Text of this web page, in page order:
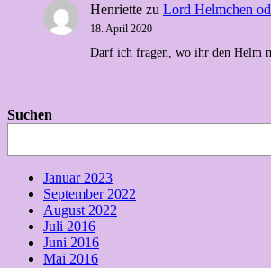
Henriette zu Lord Helmchen
18. April 2020
Darf ich fragen, wo ihr den Helm
Suchen
Januar 2023
September 2022
August 2022
Juli 2016
Juni 2016
Mai 2016